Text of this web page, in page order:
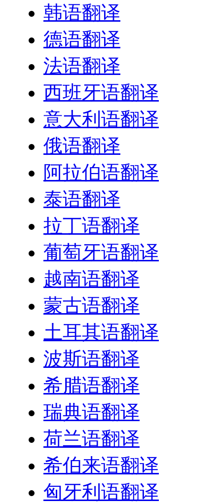
韩语翻译
德语翻译
法语翻译
西班牙语翻译
意大利语翻译
俄语翻译
阿拉伯语翻译
泰语翻译
拉丁语翻译
葡萄牙语翻译
越南语翻译
蒙古语翻译
土耳其语翻译
波斯语翻译
希腊语翻译
瑞典语翻译
荷兰语翻译
希伯来语翻译
匈牙利语翻译